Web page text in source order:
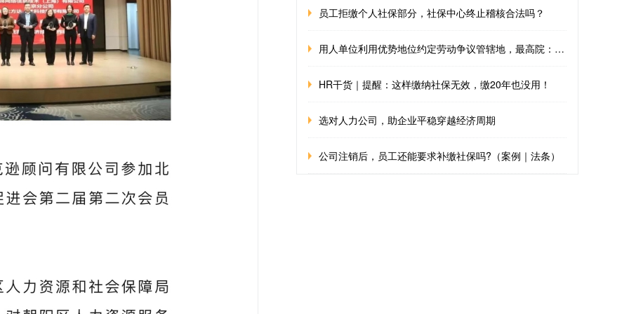
员工拒缴个人社保部分，社保中心终止稽核合法吗？
用人单位利用优势地位约定劳动争议管辖地，最高院：无效！
HR干货｜提醒：这样缴纳社保无效，缴20年也没用！
选对人力公司，助企业平稳穿越经济周期
公司注销后，员工还能要求补缴社保吗?（案例｜法条）